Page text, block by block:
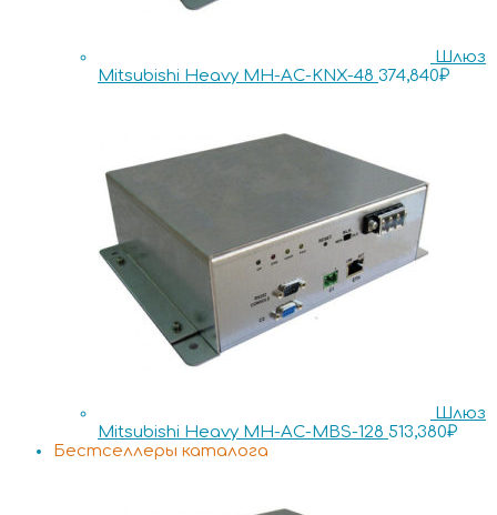
Шлюз
Mitsubishi Heavy MH-AC-KNX-48 374,840₽
Шлюз
Mitsubishi Heavy MH-AC-MBS-128 513,380₽
Бестселлеры каталога